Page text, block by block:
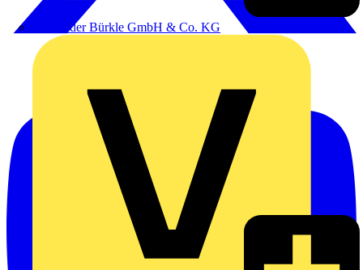
Alexander Bürkle GmbH & Co. KG